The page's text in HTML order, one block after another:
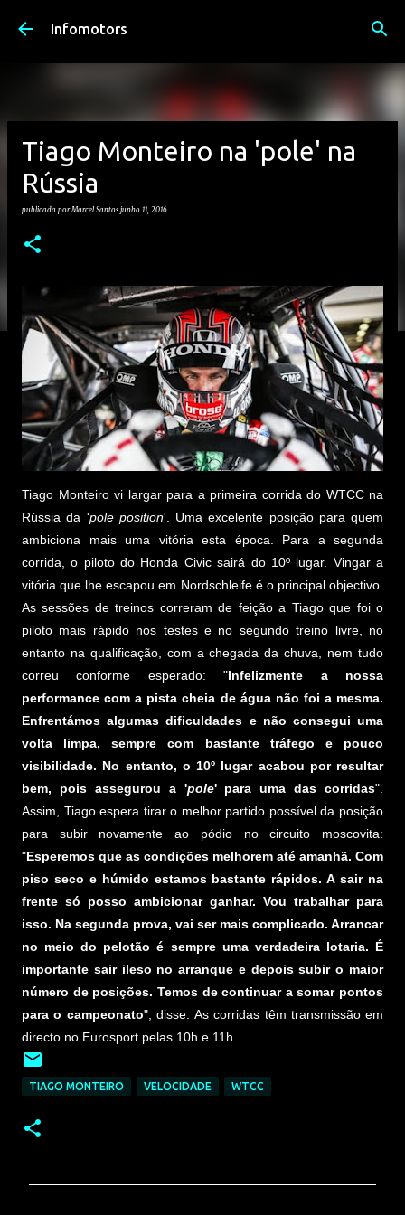
Avançar para o conteúdo principal
Infomotors
Tiago Monteiro na 'pole' na
Rússia
publicada porMarcel Santos junho 11, 2016
Tiago Monteiro vi largar para a primeira corrida do WTCC na
Rússia da 'pole position'. Uma excelente posição para quem
ambiciona mais uma vitória esta época. Para a segunda
corrida, o piloto do Honda Civic sairá do 10º lugar. Vingar a
vitória que lhe escapou em Nordschleife é o principal objectivo.
As sessões de treinos correram de feição a Tiago que foi o
piloto mais rápido nos testes e no segundo treino livre, no
entanto na qualificação, com a chegada da chuva, nem tudo
correu conforme esperado: "Infelizmente a nossa
performance com a pista cheia de água não foi a mesma.
Enfrentámos algumas dificuldades e não consegui uma
volta limpa, sempre com bastante tráfego e pouco
visibilidade. No entanto, o 10º lugar acabou por resultar
bem, pois assegurou a 'pole' para uma das corridas".
Assim, Tiago espera tirar o melhor partido possível da posição
para subir novamente ao pódio no circuito moscovita:
"Esperemos que as condições melhorem até amanhã. Com
piso seco e húmido estamos bastante rápidos. A sair na
frente só posso ambicionar ganhar. Vou trabalhar para
isso. Na segunda prova, vai ser mais complicado. Arrancar
no meio do pelotão é sempre uma verdadeira lotaria. É
importante sair ileso no arranque e depois subir o maior
número de posições. Temos de continuar a somar pontos
para o campeonato", disse. As corridas têm transmissão em
directo no Eurosport pelas 10h e 11h.
TIAGO MONTEIRO VELOCIDADE WTCC